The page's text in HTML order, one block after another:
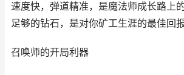
速度快，弹道精准，是魔法师成长路上
足够的钻石，是对你矿工生涯的最佳回报
召唤师的开局利器